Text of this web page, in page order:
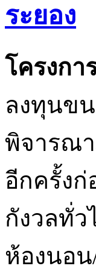
ระยอง
โครงกา
ลงทุนข
พิจารณ
อีกครั้ง
กังวลทั่ว
ห้องนอ